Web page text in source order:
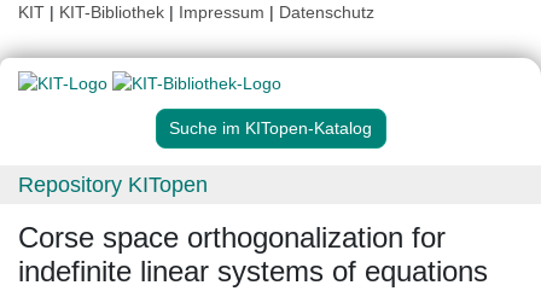
KIT | KIT-Bibliothek | Impressum | Datenschutz
Suche im KITopen-Katalog
Repository KITopen
Corse space orthogonalization for
indefinite linear systems of equations